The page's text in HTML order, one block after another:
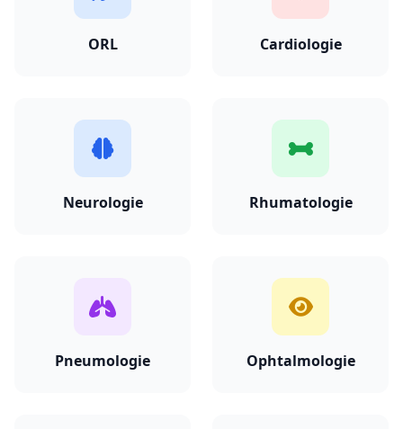
ORL Cardiologie
Neurologie Rhumatologie
Pneumologie Ophtalmologie